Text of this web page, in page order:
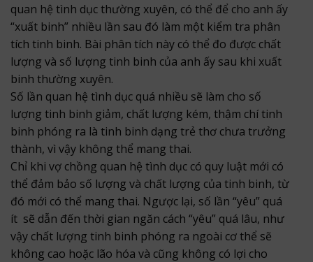
quan hệ tình dục thường xuyên, có thể để cho anh ấy
“xuất binh” nhiều lần sau đó làm một kiểm tra phân
tích tinh binh. Bài phân tích này có thể đo được chất
lượng và số lượng tinh binh của anh ấy sau khi xuất
binh thường xuyên.
Số lần quan hệ tình dục quá nhiều sẽ làm cho số
lượng tinh binh giảm, chất lượng kém, thậm chí tinh
binh phóng ra là tinh binh dạng trẻ thơ chưa trưởng
thành, vì vậy không thể mang thai.
Chỉ khi vợ chồng quan hệ tình dục có quy luật mới có
thể đảm bảo số lượng và chất lượng của tinh binh, từ
đó mới có thể mang thai. Ngược lại, số lần “yêu” quá
ít sẽ dẫn đến thời gian ngăn cách “yêu” quá lâu, như
vậy chất lượng tinh binh phóng ra ngoài cơ thể sẽ
không cao hoặc lão hóa và cũng không có lợi cho